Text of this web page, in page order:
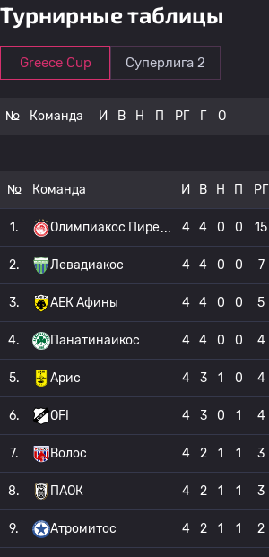
Турнирные таблицы
Greece Cup Суперлига 2
№ Команда И В Н П РГ Г О
№ Команда И В Н П РГ
1. Олимпиакос Пире 4 4 0 0 15
2. Левадиакос 4 4 0 0 7
3. АЕК Афины 4 4 0 0 5
4. Панатинаикос 4 4 0 0 4
5. Арис 4 3 1 0 4
6. OFI 4 3 0 1 4
7. Волос 4 2 1 1 3
8. ПАОК 4 2 1 1 3
9. Атромитос 4 2 1 1 2